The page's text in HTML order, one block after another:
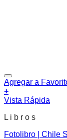
Agregar a
+
Vista Rápida
L i b r o s
Fotolibro | Chile